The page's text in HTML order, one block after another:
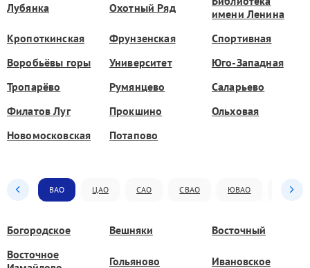
Лубянка Охотный Ряд
имени Ленина
Кропоткинская
Фрунзенская
Спортивная
Воробьёвы горы
Университет
Юго-Западная
Тропарёво
Румянцево
Саларьево
Филатов Луг
Прокшино
Ольховая
Новомосковская
Потапово
ВАО ЦАО САО СВАО ЮВАО ЮАО
Богородское Вешняки
Восточный
Восточное
Гольяново Ивановское